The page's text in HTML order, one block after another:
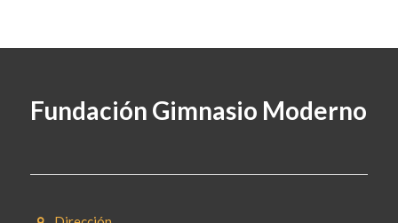
Fundación Gimnasio Moderno